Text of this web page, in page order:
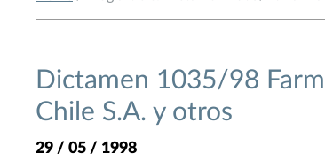
Dictamen 1035/98
Chile S.A. y otros
29 / 05 / 1998